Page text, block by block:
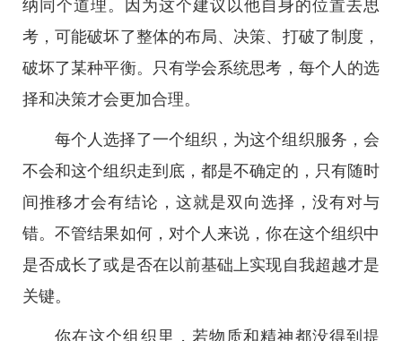
纳同个道理。因为这个建议以他自身的位置去思
考，可能破坏了整体的布局、决策、打破了制度，
破坏了某种平衡。只有学会系统思考，每个人的选
择和决策才会更加合理。
每个人选择了一个组织，为这个组织服务，会
不会和这个组织走到底，都是不确定的，只有随时
间推移才会有结论，这就是双向选择，没有对与
错。不管结果如何，对个人来说，你在这个组织中
是否成长了或是否在以前基础上实现自我超越才是
关键。
你在这个组织里，若物质和精神都没得到提